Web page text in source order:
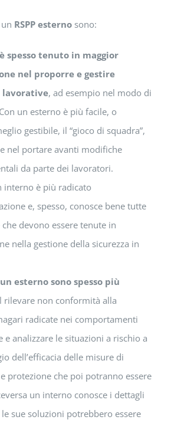
RSPP esternosono:
spesso tenuto in maggior
nel proporre e gestire
lavorative, ad esempio nel modo di
un esterno è più facile, o
gestibile, il “gioco di squadra”,
nel portare avanti modifiche
da parte dei lavoratori.
interno è più radicato
e, spesso, conosce bene tutte
devono essere tenute in
nella gestione della sicurezza in
esterno sono spesso più
rilevare non conformità alla
radicate nei comportamenti
e analizzare le situazioni a rischio a
dell’efficacia delle misure di
protezione che poi potranno essere
un interno conosce i dettagli
le sue soluzioni potrebbero essere